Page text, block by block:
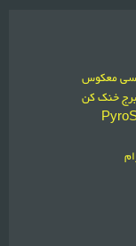
معکوس
خنک کن